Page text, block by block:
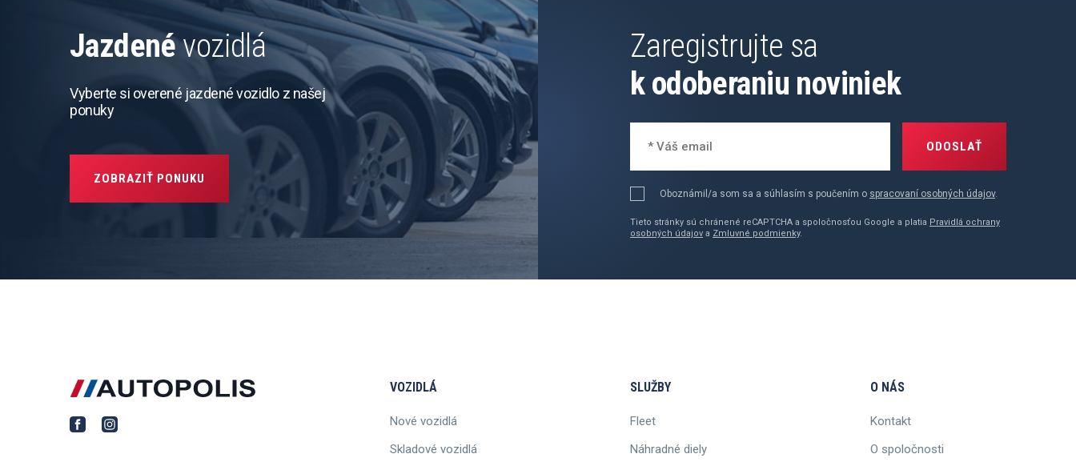
Jazdenévozidlá
Vyberte si overené jazdené vozidlo z našej
ponuky
ZOBRAZIŤ PONUKU
Zaregistrujte sa
k odoberaniu noviniek
ODOSLAŤ
Oboznámil/a som sa a súhlasím s poučením o spracovaní osobných údajov.
Tieto stránky sú chránené reCAPTCHA a spoločnosťou Google a platia Pravidlá ochrany
osobných údajov a Zmluvné podmienky.
VOZIDLÁ
Nové vozidlá
Skladové vozidlá
SLUŽBY
Fleet
Náhradné diely
O NÁS
Kontakt
O spoločnosti